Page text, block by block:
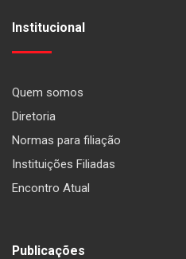
Institucional
Quem somos
Diretoria
Normas para filiação
Instituições Filiadas
Encontro Atual
Publicações